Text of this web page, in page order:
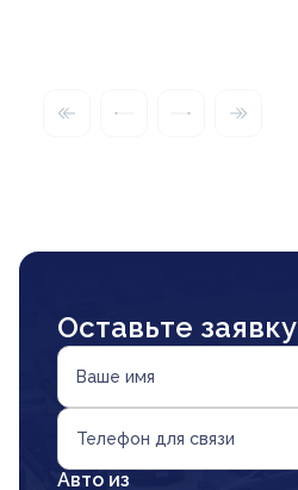
Оставьте заявку
Ваше имя
Телефон для связи
Авто из